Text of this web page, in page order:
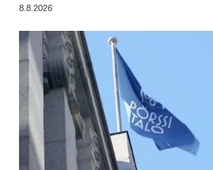
8.8.2026